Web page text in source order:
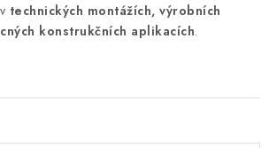
technických montážích, výrobních
konstrukčních aplikacích.